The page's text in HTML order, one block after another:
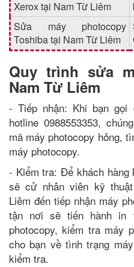
Xerox tại Nam Từ Liêm
Sửa máy photocopy
Toshiba tại Nam Từ Liêm
Quy trình sửa
Nam Từ Liêm
- Tiếp nhận: Khi bạn
hotline 0988553353,
mã máy photocopy hỏng,
máy photocopy.
- Kiểm tra: Để khách hàng
sẽ cử nhân viên kỹ
Liêm đến tiếp nhận máy
tận nơi sẽ tiến hành in
photocopy, kiểm tra máy
cho bạn về tình trạng
kiểm tra.